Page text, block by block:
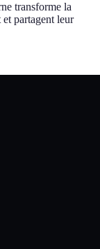
transforme la
partagent leur